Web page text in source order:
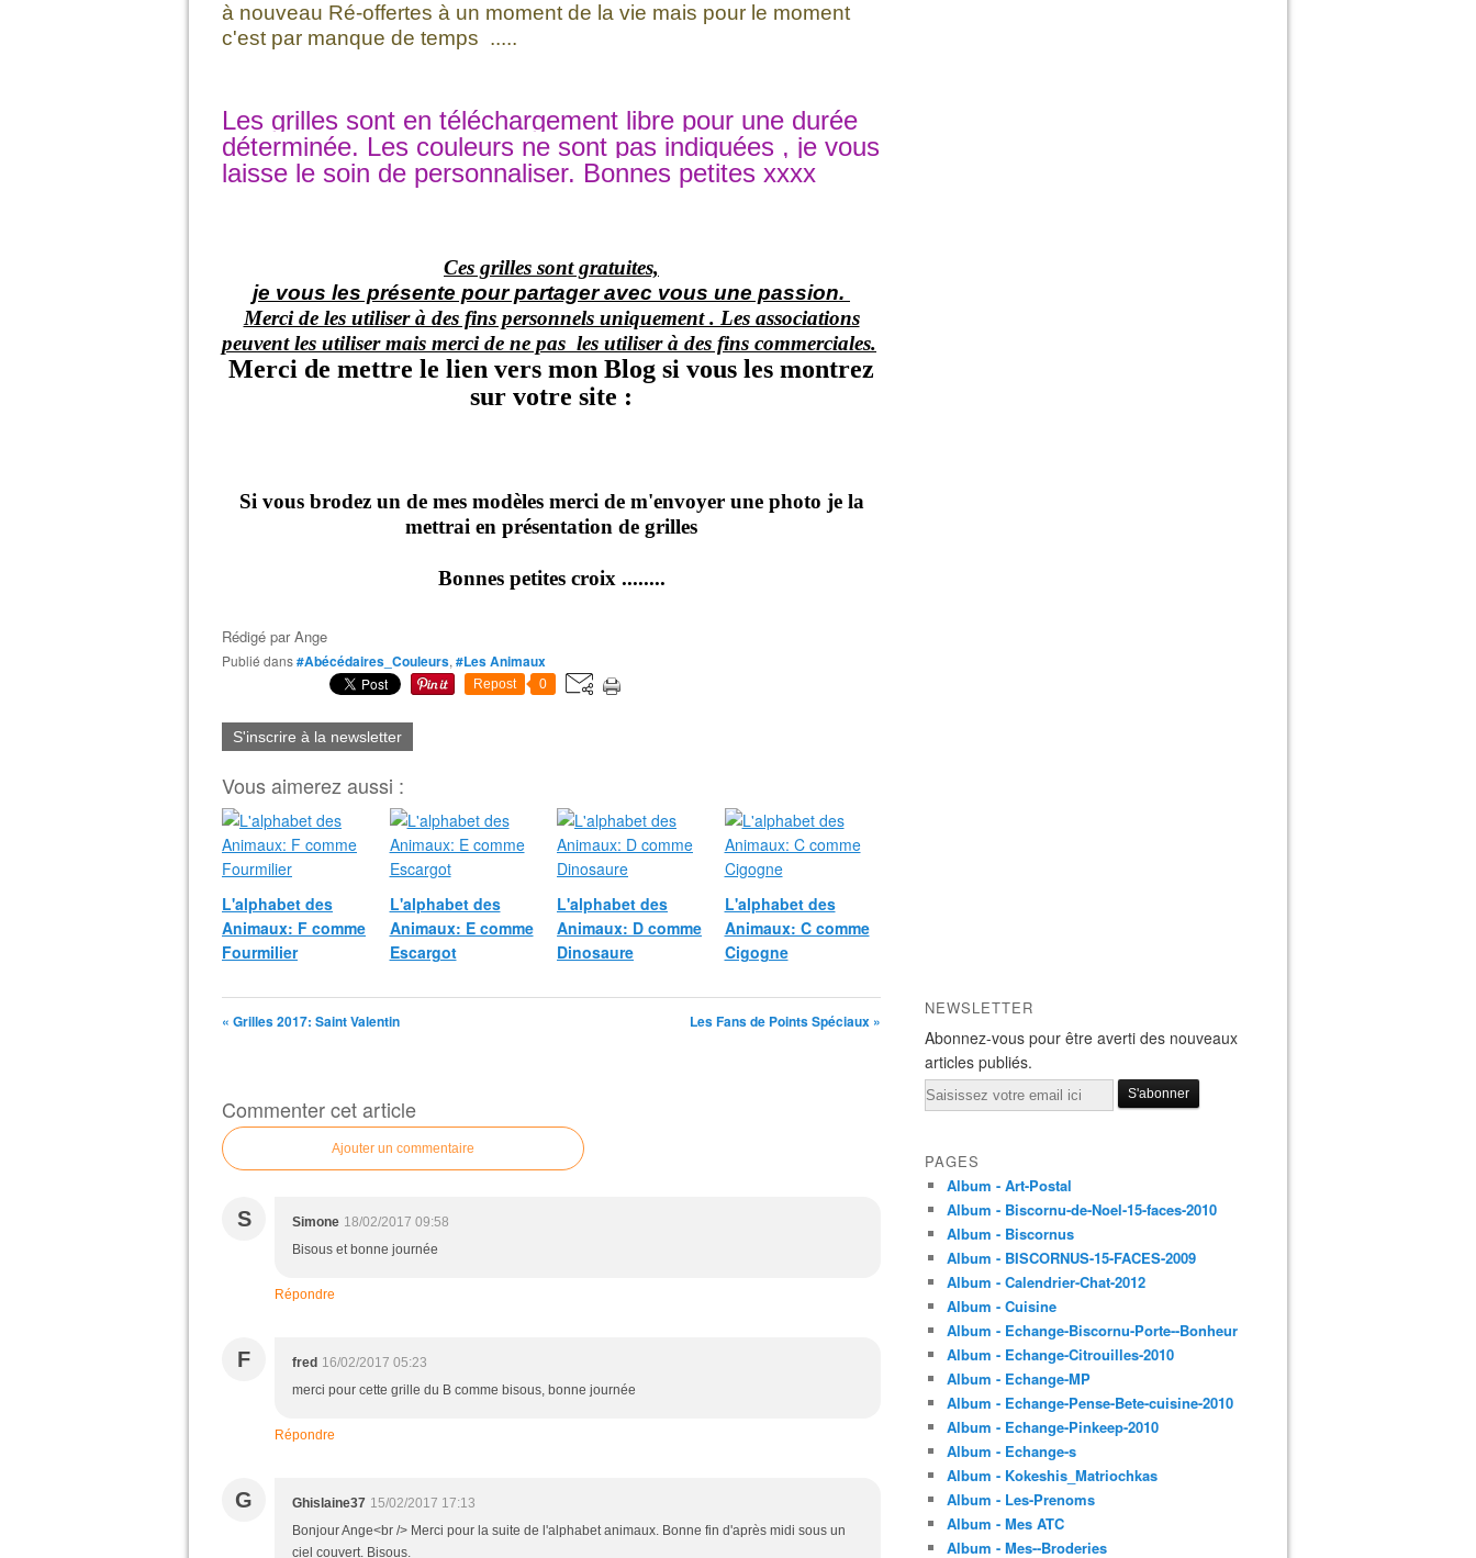
à nouveau Ré-offertes à un moment de la vie mais pour le moment
c'est par manque de temps .....
Les grilles sont en téléchargement libre pour une durée
déterminée. Les couleurs ne sont pas indiquées , je vous
laisse le soin de personnaliser. Bonnes petites xxxx
Ces grilles sont gratuites,
je vous les présente pour partager avec vous une passion.
Merci de les utiliser à des fins personnels uniquement . Les associations
peuvent les utiliser mais merci de ne pas les utiliser à des fins commerciales.
Merci de mettre le lien vers mon Blog si vous les montrez
sur votre site :
Si vous brodez un de mes modèles merci de m'envoyer une photo je la
mettrai en présentation de grilles
Bonnes petites croix ........
Rédigé parAnge
Publié dans#Abécédaires_Couleurs, #Les Animaux
Repost 0
S'inscrire à la newsletter
Vous aimerez aussi :
L'alphabet des
Animaux: F comme
Fourmilier
L'alphabet des
Animaux: E comme
Escargot
L'alphabet des
Animaux: D comme
Dinosaure
L'alphabet des
Animaux: C comme
Cigogne
« Grilles 2017: Saint Valentin Les Fans de Points Spéciaux »
Commenter cet article
Ajouter un commentaire
S Simone 18/02/2017 09:58
Bisous et bonne journée
Répondre
F fred 16/02/2017 05:23
merci pour cette grille du B comme bisous, bonne journée
Répondre
G Ghislaine37 15/02/2017 17:13
Bonjour Ange<br /> Merci pour la suite de l'alphabet animaux. Bonne fin d'après midi sous un
ciel couvert. Bisous.
NEWSLETTER
Abonnez-vous pour être averti des nouveaux
articles publiés.
Email
PAGES
Album - Art-Postal
Album - Biscornu-de-Noel-15-faces-2010
Album - Biscornus
Album - BISCORNUS-15-FACES-2009
Album - Calendrier-Chat-2012
Album - Cuisine
Album - Echange-Biscornu-Porte--Bonheur
Album - Echange-Citrouilles-2010
Album - Echange-MP
Album - Echange-Pense-Bete-cuisine-2010
Album - Echange-Pinkeep-2010
Album - Echange-s
Album - Kokeshis_Matriochkas
Album - Les-Prenoms
Album - Mes ATC
Album - Mes--Broderies